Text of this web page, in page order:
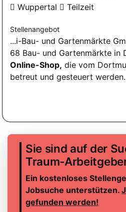
Wuppertal Teilzeit
Stellenangebot
...i-Bau- und Gartenmärkte
68 Bau- und Gartenmärkte in
Online-Shop, die vom
betreut und gesteuert
Sie sind auf der
Traum-
Ein kostenloses
Jobsuche unterstützen.
gefunden werden!